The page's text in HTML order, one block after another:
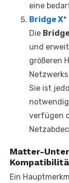
eine
Bridge X*
Die
und
größeren
Sie ist
verfügen
Matter-
Ein